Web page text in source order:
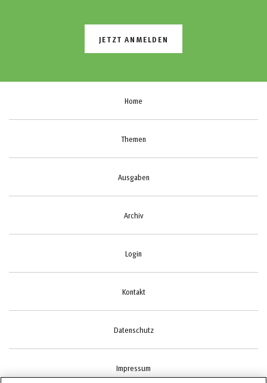
JETZT ANMELDEN
Home
Themen
Ausgaben
Archiv
Login
Kontakt
Datenschutz
Impressum